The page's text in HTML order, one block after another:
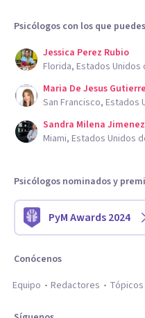
Psicólogos con los que
Jessica Perez Rubio
Florida, Estados Unidos
Maria De Jesus
San Francisco, Estados
Sandra Milena
Miami, Estados Unidos
Psicólogos nominados y
PyM Awards 2024
Conócenos
Equipo
Redactores Tópicos